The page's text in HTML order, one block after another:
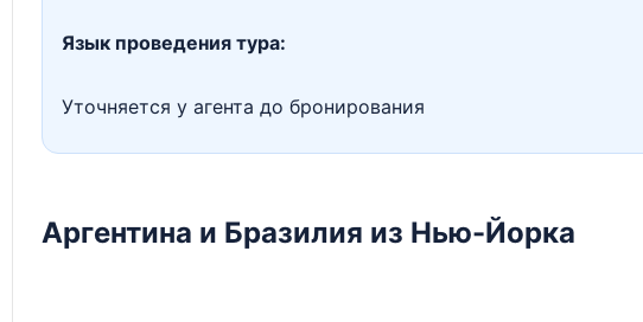
Язык проведения тура:
Уточняется у агента до бронирования
Аргентина и Бразилия из Нью-Йорка